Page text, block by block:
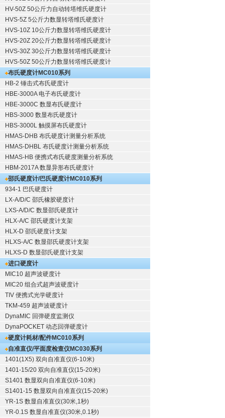
HV-50Z 50公斤力自动转塔维氏硬度计
HVS-5Z 5公斤力数显转塔维氏硬度计
HVS-10Z 10公斤力数显转塔维氏硬度计
HVS-20Z 20公斤力数显转塔维氏硬度计
HVS-30Z 30公斤力数显转塔维氏硬度计
HVS-50Z 50公斤力数显转塔维氏硬度计
布氏硬度计MC010系列
HB-2 锤击式布氏硬度计
HBE-3000A 电子布氏硬度计
HBE-3000C 数显布氏硬度计
HBS-3000 数显布氏硬度计
HBS-3000L 触摸屏布氏硬度计
HMAS-DHB 布氏硬度计测量分析系统
HMAS-DHBL 布氏硬度计测量分析系统
HMAS-HB 便携式布氏硬度测量分析系统
HBM-2017A 数显异形布氏硬度计
邵氏硬度计/巴氏硬度计MC010系列
934-1 巴氏硬度计
LX-A/D/C 邵氏橡胶硬度计
LXS-A/D/C 数显邵氏硬度计
HLX-A/C 邵氏硬度计支架
HLX-D 邵氏硬度计支架
HLXS-A/C 数显邵氏硬度计支架
HLXS-D 数显邵氏硬度计支架
进口硬度计
MIC10 超声波硬度计
MIC20 组合式超声波硬度计
TIV 便携式光学硬度计
TKM-459 超声波硬度计
DynaMIC 回弹硬度监测仪
DynaPOCKET 动态回弹硬度计
硬度计耗材/配件MC010系列
自准直仪/平面度检查仪MC030系列
1401(1X5) 双向自准直仪(6-10米)
1401-15/20 双向自准直仪(15-20米)
S1401 数显双向自准直仪(6-10米)
S1401-15 数显双向自准直仪(15-20米)
YR-1S 数显自准直仪(30米,1秒)
YR-0.1S 数显自准直仪(30米,0.1秒)